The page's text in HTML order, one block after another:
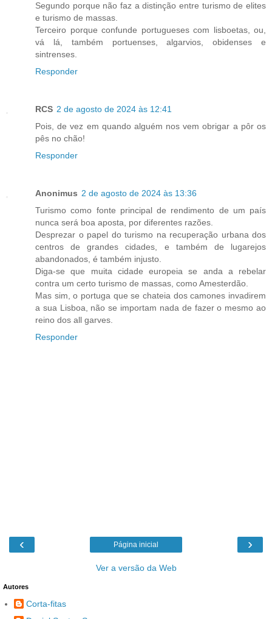
Segundo porque não faz a distinção entre turismo de elites
e turismo de massas.
Terceiro porque confunde portugueses com lisboetas, ou,
vá lá, também portuenses, algarvios, obidenses e
sintrenses.
Responder
RCS 2 de agosto de 2024 às 12:41
Pois, de vez em quando alguém nos vem obrigar a pôr os
pês no chão!
Responder
Anonimus 2 de agosto de 2024 às 13:36
Turismo como fonte principal de rendimento de um país
nunca será boa aposta, por diferentes razões.
Desprezar o papel do turismo na recuperação urbana dos
centros de grandes cidades, e também de lugarejos
abandonados, é também injusto.
Diga-se que muita cidade europeia se anda a rebelar
contra um certo turismo de massas, como Amesterdão.
Mas sim, o portuga que se chateia dos camones invadirem
a sua Lisboa, não se importam nada de fazer o mesmo ao
reino dos all garves.
Responder
‹ ›
Página inicial
Ver a versão da Web
Autores
Corta-fitas